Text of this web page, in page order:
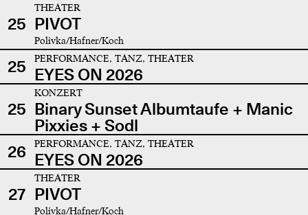
25
THEATER
PIVOT
Polivka/Hafner/Koch
25 PERFORMANCE, TANZ, THEATER
EYES ON 2026
25
KONZERT
Binary Sunset Albumtaufe + Manic
Pixxies + Sodl
26
PERFORMANCE, TANZ, THEATER
EYES ON 2026
27
THEATER
PIVOT
Polivka/Hafner/Koch